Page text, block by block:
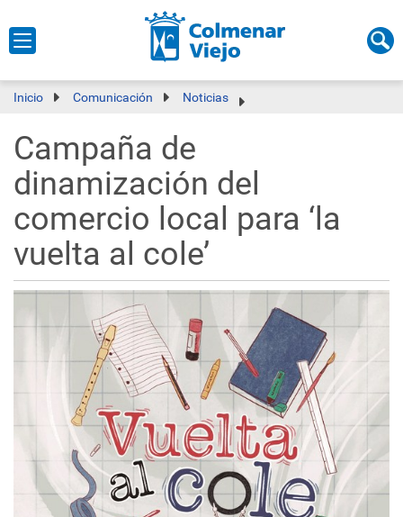
Inicio Comunicación Noticias
Campaña de
dinamización del
comercio local para ‘la
vuelta al cole’